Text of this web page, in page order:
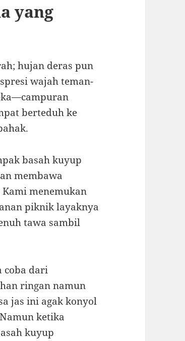
yang
hujan deras pun
wajah teman-
berteduh ke
basah kuyup
membawa
menemukan
piknik layaknya
tawa sambil
coba dari
ringan namun
jas ini agak konyol
ketika
kuyup